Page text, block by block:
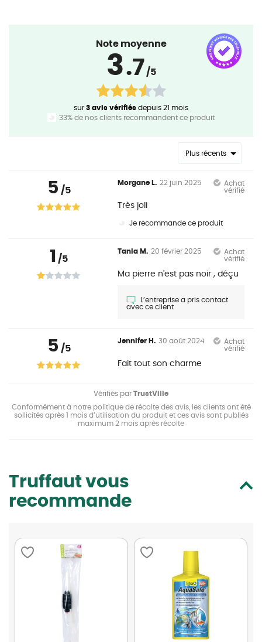
Note moyenne
3.7 /5
sur3 avis vérifiés depuis 21 mois
33% de nos clients recommandent ce produit
Plus récents
5 /5
Morgane L. 22 juin 2025
Achat
vérifié
Très joli
Je recommande ce produit
1 /5
Tania M. 20 février 2025
Achat
vérifié
Ma pierre n'est pas noir , déçu
L’entreprise a pris contact
avec ce client
5 /5
Jennifer H. 30 août 2024
Achat
vérifié
Fait tout son charme
Vérifiés par TrustVille
Conformément à notre politique de récolte des avis, les clients ont été
sollicités après 1 mois d’utilisation du produit et ces avis sont publiés
maximum 2 mois après récolte
Truffaut vous
recommande